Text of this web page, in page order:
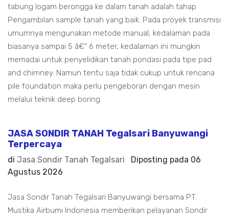
tabung logam berongga ke dalam tanah adalah tahap
Pengambilan sample tanah yang baik. Pada proyek transmisi
umumnya mengunakan metode manual, kedalaman pada
biasanya sampai 5 â€“ 6 meter, kedalaman ini mungkin
memadai untuk penyelidikan tanah pondasi pada tipe pad
and chimney. Namun tentu saja tidak cukup untuk rencana
pile foundation maka perlu pengeboran dengan mesin
melalui teknik deep boring.
JASA SONDIR TANAH Tegalsari Banyuwangi
Terpercaya
di Jasa Sondir Tanah Tegalsari Diposting pada 06
Agustus 2026
Jasa Sondir Tanah Tegalsari Banyuwangi bersama PT.
Mustika Airbumi Indonesia memberikan pelayanan Sondir